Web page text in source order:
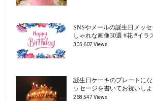
SNSやメールの誕生日メッ
しゃれな画像30選 #花 #イラ
305,607 Views
誕生日ケーキのプレートに
ッセージを書いてお祝いしよ
268,547 Views